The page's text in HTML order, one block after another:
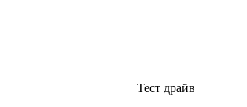
Тест драйв